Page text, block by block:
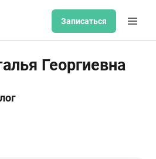
Записаться
Георгиевна